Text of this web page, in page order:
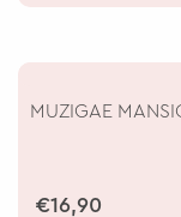
MUZIGAE
€16,90